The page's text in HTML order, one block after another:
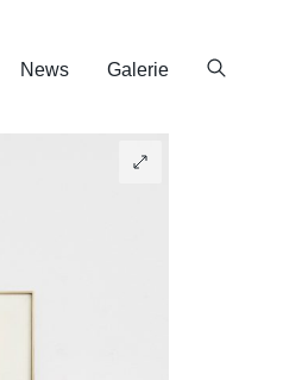
News Galerie